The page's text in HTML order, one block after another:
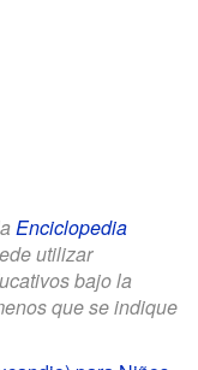
Enciclopedia
utilizar
bajo la
que se indique